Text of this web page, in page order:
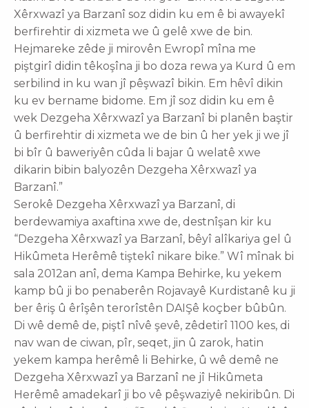
Xêrxwazî ya Barzanî soz didin ku em ê bi awayekî
berfirehtir di xizmeta we û gelê xwe de bin.
Hejmareke zêde ji mirovên Ewropî mîna me
piştgirî didin têkoşîna ji bo doza rewa ya Kurd û em
serbilind in ku wan jî pêşwazî bikin. Em hêvî dikin
ku ev bername bidome. Em jî soz didin ku em ê
wek Dezgeha Xêrxwazî ya Barzanî bi planên baştir
û berfirehtir di xizmeta we de bin û her yek ji we jî
bi bîr û baweriyên cûda li bajar û welatê xwe
dikarin bibin balyozên Dezgeha Xêrxwazî ya
Barzanî.”
Serokê Dezgeha Xêrxwazî ya Barzanî, di
berdewamiya axaftina xwe de, destnîşan kir ku
“Dezgeha Xêrxwazî ya Barzanî, bêyî alîkariya gel û
Hikûmeta Herêmê tiştekî nikare bike.” Wî mînak bi
sala 2012an anî, dema Kampa Behirke, ku yekem
kamp bû ji bo penaberên Rojavayê Kurdistanê ku ji
ber êriş û êrîşên terorîstên DAIŞê koçber bûbûn.
Di wê demê de, piştî nîvê şevê, zêdetirî 1100 kes, di
nav wan de ciwan, pîr, seqet, jin û zarok, hatin
yekem kampa herêmê li Behirke, û wê demê ne
Dezgeha Xêrxwazî ya Barzanî ne jî Hikûmeta
Herêmê amadekarî ji bo vê pêşwaziyê nekiribûn. Di